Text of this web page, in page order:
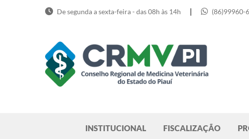
De segunda a sexta-feira - das 08h às 14h | (86)99960-
INSTITUCIONAL FISCALIZAÇÃO